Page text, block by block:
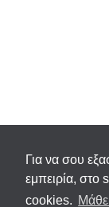
Για να σου
εμπειρία, στο
cookies.